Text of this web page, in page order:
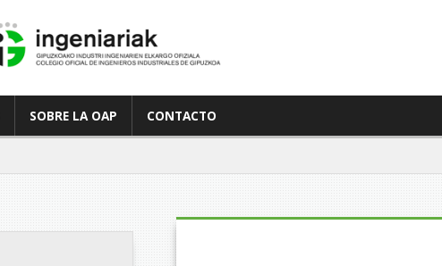
SOBRE LA OAP CONTACTO